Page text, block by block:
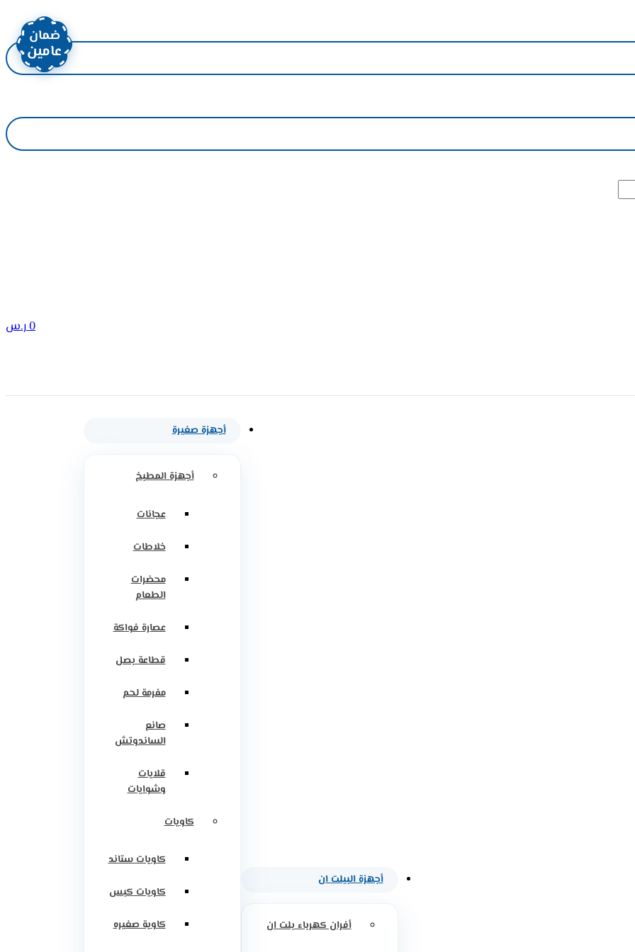
0ر.س
أجهزة البيلت ان
أفران كهرباء بلت ان
أجهزة صغيرة
أجهزة المطبخ
عجانات
خلاطات
محضرات
الطعام
عصارة فواكة
قطاعة بصل
مفرمة لحم
صانع
الساندوتش
قلايات
وشوايات
كاويات
كاويات ستاند
كاويات كبس
كاوية صغيره
ضمان
عامين